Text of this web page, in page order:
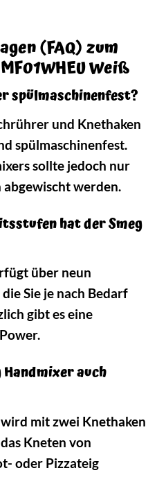
(FAQ) zum
Weiß
spülmaschinenfest?
und Knethaken
spülmaschinenfest.
sollte jedoch nur
werden.
hat der Smeg
über neun
Sie je nach Bedarf
gibt es eine
Handmixer auch
mit zwei Knethaken
Kneten von
oder Pizzateig